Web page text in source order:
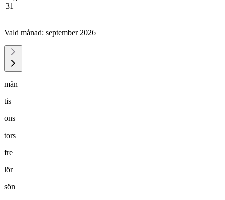
31
Vald månad: september 2026
mån
tis
ons
tors
fre
lör
sön